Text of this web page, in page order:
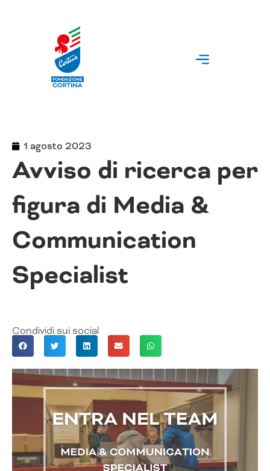
1 agosto 2023
Avviso di ricerca per
figura di Media &
Communication
Specialist
Condividi sui social